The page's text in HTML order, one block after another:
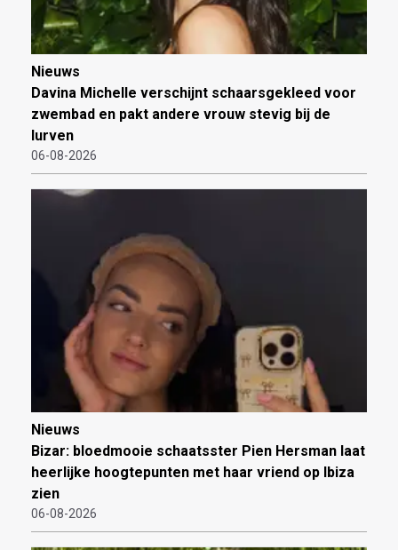
Nieuws
Davina Michelle verschijnt schaarsgekleed voor
zwembad en pakt andere vrouw stevig bij de
lurven
06-08-2026
Nieuws
Bizar: bloedmooie schaatsster Pien Hersman laat
heerlijke hoogtepunten met haar vriend op Ibiza
zien
06-08-2026